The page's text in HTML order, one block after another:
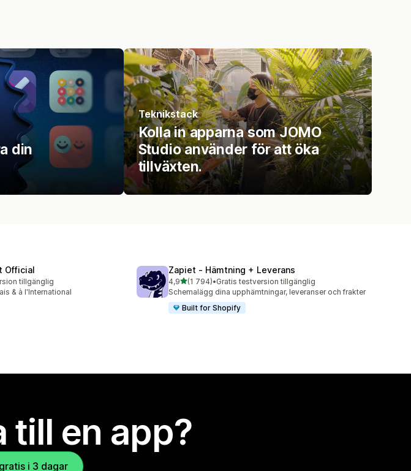
din
Teknikstack
Kolla in apparna som JOMO
Studio använder för att öka
tillväxten.
Official
tillgänglig
& à l'International
Zapiet ‑ Hämtning + Leverans
4,9av 5 stjärnor
(1 794)
1794 recensioner totalt
•Gratis testversion tillgänglig
Schemalägg dina upphämtningar, leveranser och frakter
Built for Shopify
till en app?
i 3 dagar